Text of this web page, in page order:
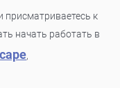
присматриваетесь к
начать работать в
,